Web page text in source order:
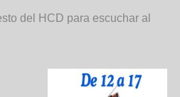
del HCD para escuchar al